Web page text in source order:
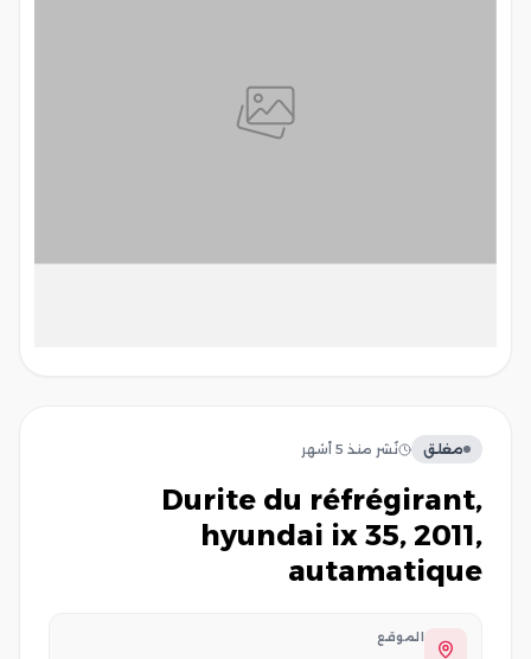
مغلق نُشر منذ 5 أشهر
durite du réfrégirant,
hyundai ix 35, 2011,
autamatique
الموقع